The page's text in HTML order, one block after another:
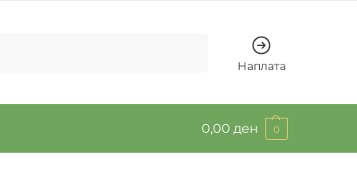
Наплата
0,00 ден 0